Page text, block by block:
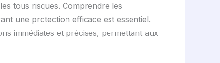
tous risques. Comprendre les
une protection efficace est essentiel.
immédiates et précises, permettant aux